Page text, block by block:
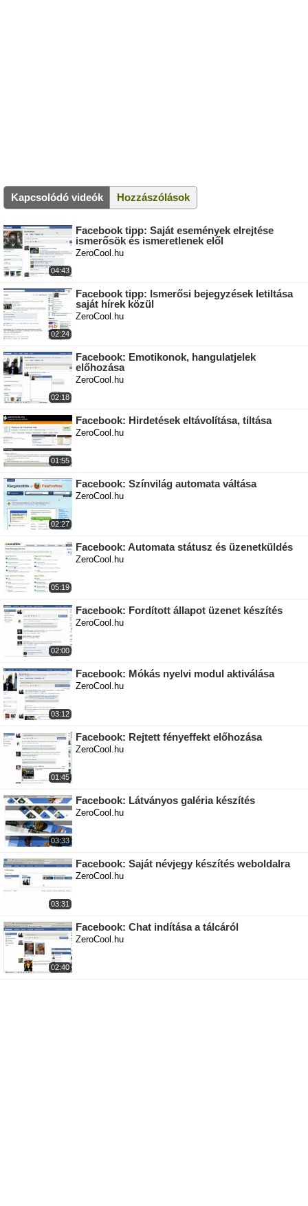
Kapcsolódó videók Hozzászólások
04:43
Facebook tipp: Saját események elrejtése
ismerősök és ismeretlenek elől
ZeroCool.hu
02:24
Facebook tipp: Ismerősi bejegyzések letiltása
saját hírek közül
ZeroCool.hu
02:18
Facebook: Emotikonok, hangulatjelek
előhozása
ZeroCool.hu
01:55
Facebook: Hirdetések eltávolítása, tiltása
ZeroCool.hu
02:27
Facebook: Színvilág automata váltása
ZeroCool.hu
05:19
Facebook: Automata státusz és üzenetküldés
ZeroCool.hu
02:00
Facebook: Fordított állapot üzenet készítés
ZeroCool.hu
03:12
Facebook: Mókás nyelvi modul aktiválása
ZeroCool.hu
01:45
Facebook: Rejtett fényeffekt előhozása
ZeroCool.hu
03:33
Facebook: Látványos galéria készítés
ZeroCool.hu
03:31
Facebook: Saját névjegy készítés weboldalra
ZeroCool.hu
02:40
Facebook: Chat indítása a tálcáról
ZeroCool.hu